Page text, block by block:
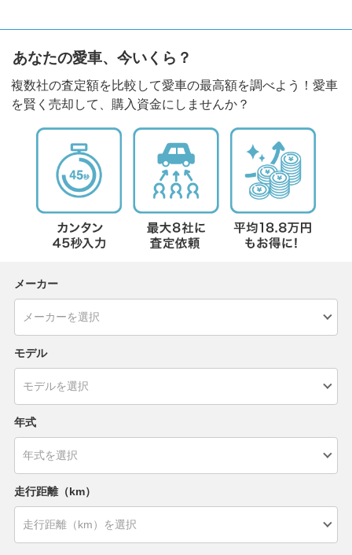
あなたの愛車、今いくら？
複数社の査定額を比較して愛車の最高額を調べよう！愛車
を賢く売却して、購入資金にしませんか？
メーカー
モデル
年式
走行距離（km）